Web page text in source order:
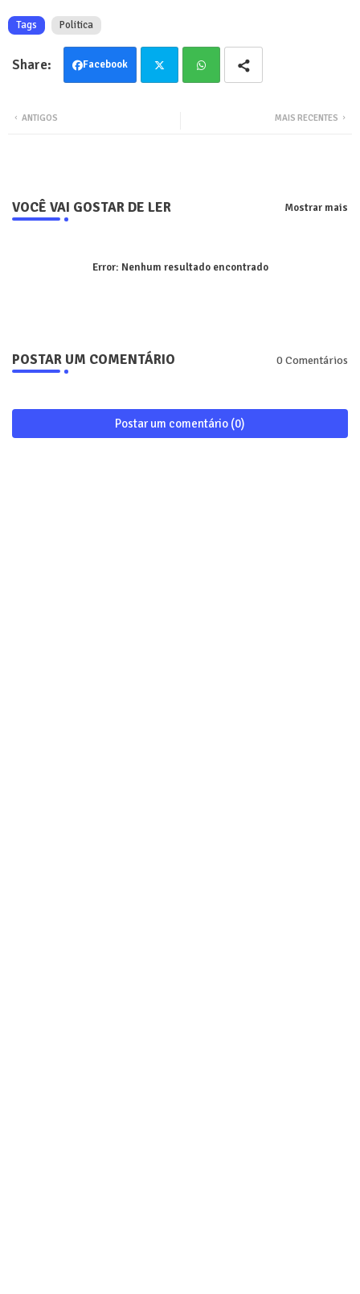
Tags Politica
Facebook
MAIS RECENTES
ANTIGOS
VOCÊ VAI GOSTAR DE LER Mostrar mais
Error: Nenhum resultado encontrado
POSTAR UM COMENTÁRIO 0 Comentários
Postar um comentário (0)